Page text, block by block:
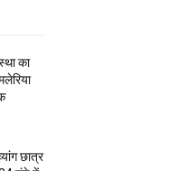
का
छात्र